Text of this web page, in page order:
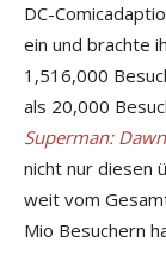
DC-
ein und brachte
1,516,000
als 20,000
Superman:
nicht nur diesen
weit vom
Mio Besuchern